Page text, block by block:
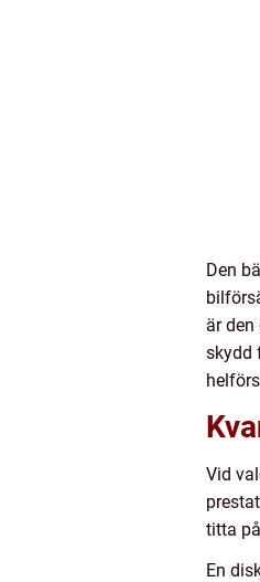
Den
är
skydd
Vid
titta
En